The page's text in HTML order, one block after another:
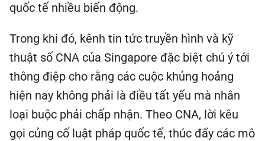
quốc tế nhiều biến động.
Trong khi đó, kênh tin tức truyền hình và kỹ
thuật số CNA của Singapore đặc biệt chú ý tới
thông điệp cho rằng các cuộc khủng hoảng
hiện nay không phải là điều tất yếu mà nhân
loại buộc phải chấp nhận. Theo CNA, lời kêu
gọi củng cố luật pháp quốc tế, thúc đẩy các mô